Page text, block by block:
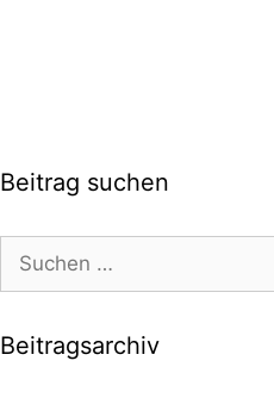
Beitrag suchen
nach:
Beitragsarchiv